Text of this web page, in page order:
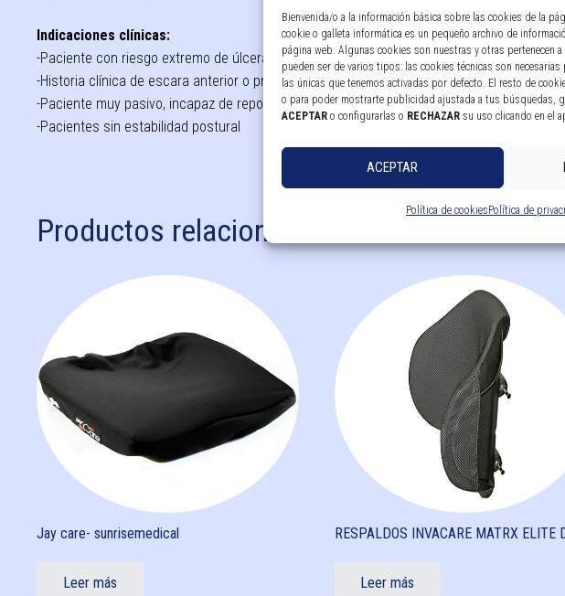
Bienvenida/o a la información básica sobre las cookies de la
cookie o galleta informática es un pequeño archivo de
página web. Algunas cookies son nuestras y otras pertenecen
pueden ser de varios tipos: las cookies técnicas son
las únicas que tenemos activadas por defecto. El resto de
o para poder mostrarte publicidad ajustada a tus búsquedas,
ACEPTAR o configurarlas o RECHAZAR su uso clicando en el
ACEPTAR
Política de cookiesPolítica de
Indicaciones clínicas:
-Paciente con riesgo extremo de úlceras por presión y necesidad alta de soporte
-Historia clínica de escara anterior o presente.
-Paciente muy pasivo, incapaz de reposicionarse o realizar cambios de peso
-Pacientes sin estabilidad postural
Productos relacionados
Jay care- sunrisemedical
Leer más
RESPALDOS INVACARE MATRX ELITE
Leer más